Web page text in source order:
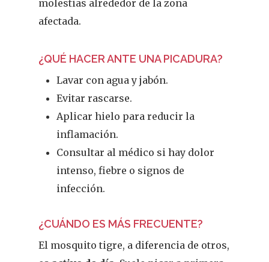
molestias alrededor de la zona
afectada.
¿QUÉ HACER ANTE UNA PICADURA?
Lavar con agua y jabón.
Evitar rascarse.
Aplicar hielo para reducir la
inflamación.
Consultar al médico si hay dolor
intenso, fiebre o signos de
infección.
¿CUÁNDO ES MÁS FRECUENTE?
El mosquito tigre, a diferencia de otros,